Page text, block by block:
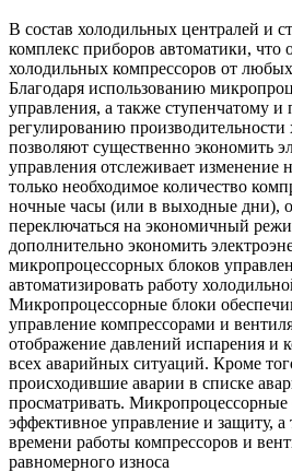
В состав холодильных централей и
комплекс приборов автоматики, что
холодильных компрессоров от
Благодаря использованию
управления, а также ступенчатому и
регулированию
позволяют существенно экономить
управления отслеживает изменение
только необходимое количество
ночные часы (или в выходные дни),
переключаться на экономичный
дополнительно экономить
микропроцессорных блоков
автоматизировать работу
Микропроцессорные блоки
управление компрессорами и
отображение давлений испарения и
всех аварийных ситуаций. Кроме
происходившие аварии в списке
просматривать.
эффективное управление и защиту,
времени работы компрессоров и
равномерного износа